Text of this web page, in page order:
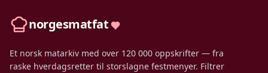
norgesmatfat
Et norsk matarkiv med over 120 000 oppskrifter — fra
raske hverdagsretter til storslagne festmenyer. Filtrer